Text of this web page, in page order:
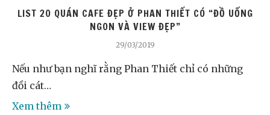
LIST 20 QUÁN CAFE ĐẸP Ở PHAN THIẾT CÓ “ĐỒ UỐNG
NGON VÀ VIEW ĐẸP”
29/03/2019
Nếu như bạn nghĩ rằng Phan Thiết chỉ có những
đồi cát…
Xem thêm